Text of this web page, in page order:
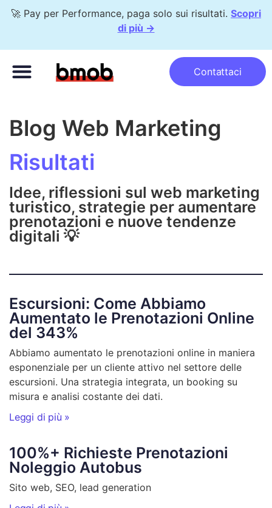
🚀 Pay per Performance, paga solo sui risultati. Scopri
di più →
Contattaci
Blog Web Marketing
Risultati
Idee, riflessioni sul web marketing
turistico, strategie per aumentare
prenotazioni e nuove tendenze
digitali 💡
Escursioni: Come Abbiamo
Aumentato le Prenotazioni Online
del 343%
Abbiamo aumentato le prenotazioni online in maniera
esponenziale per un cliente attivo nel settore delle
escursioni. Una strategia integrata, un booking su
misura e analisi costante dei dati.
Leggi di più »
100%+ Richieste Prenotazioni
Noleggio Autobus
Sito web, SEO, lead generation